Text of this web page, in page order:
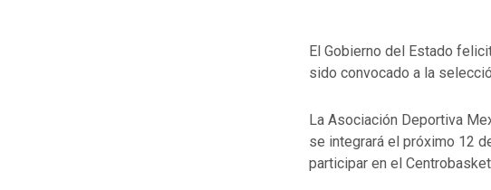
El Gobierno del Estado
sido convocado a la
La Asociación Deportiva
se integrará el próximo 12
participar en el